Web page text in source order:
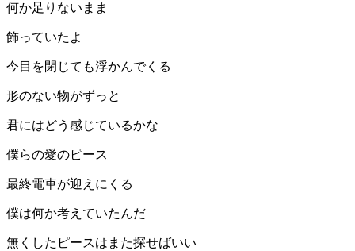
何か足りないまま
飾っていたよ
今目を閉じても浮かんでくる
形のない物がずっと
君にはどう感じているかな
僕らの愛のピース
最終電車が迎えにくる
僕は何か考えていたんだ
無くしたピースはまた探せばいい